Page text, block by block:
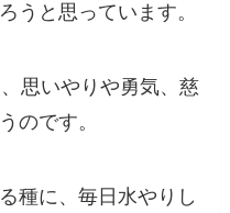
うと思っています。
思いやりや勇気、慈
のです。
種に、毎日水やりし